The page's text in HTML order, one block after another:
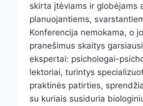
skirta įtėviams ir globėjams
planuojantiems,
Konferencija nemokama, o
pranešimus skaitys
ekspertai: psichologai-
lektoriai, turintys
praktinės patirties,
su kuriais susiduria